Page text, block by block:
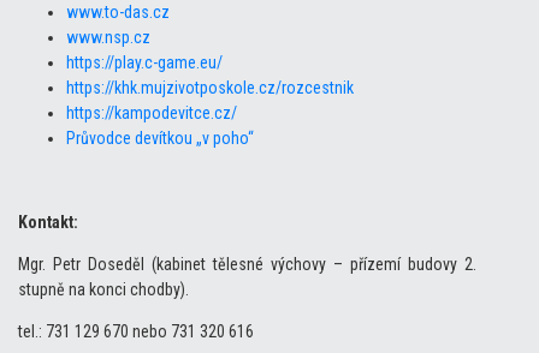
www.to-das.cz
www.nsp.cz
https://play.c-game.eu/
https://khk.mujzivotposkole.cz/rozcestnik
https://kampodevitce.cz/
Průvodce devítkou „v poho“
Kontakt:
Mgr. Petr Doseděl (kabinet tělesné výchovy – přízemí budovy 2.
stupně na konci chodby).
tel.: 731 129 670 nebo 731 320 616